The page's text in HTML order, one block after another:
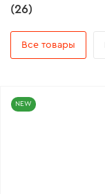
(26)
Все товары
NEW